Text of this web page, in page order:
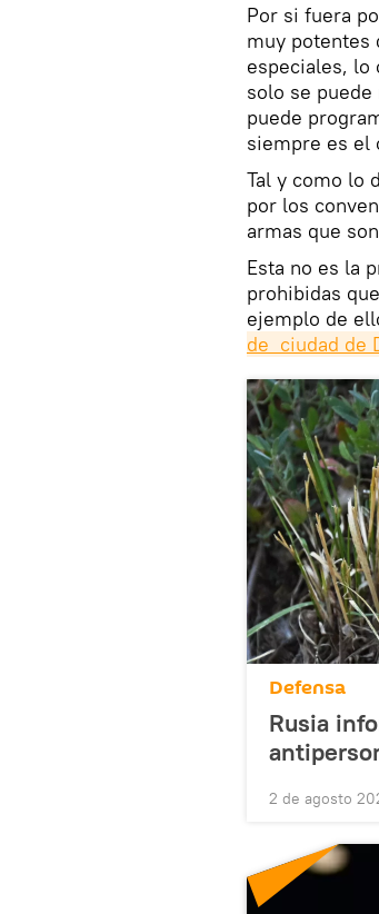
Por si fuera
muy potentes
especiales, lo
solo se
puede
siempre es el
Tal y como lo
por los
armas que
Esta no es la
prohibidas
ejemplo de
de  ciudad de
Defensa
Rusia
2 de agosto